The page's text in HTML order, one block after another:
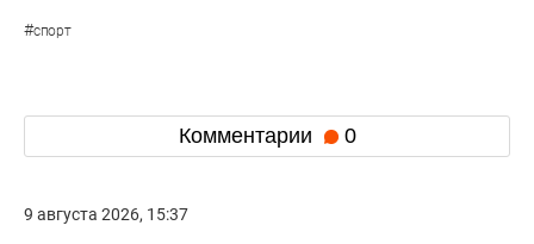
#спорт
Комментарии 0
9 августа 2026, 15:37